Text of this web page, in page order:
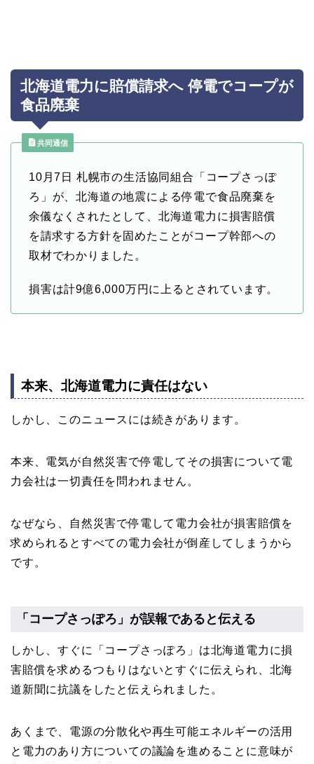
北海道電力に賠償請求へ 停電でコープが
食品廃棄
共同通信
10月7日 札幌市の生活協同組合「コープさっぽ
ろ」が、北海道の地震による停電で食品廃棄を
余儀なくされたとして、北海道電力に損害賠償
を請求する方針を固めたことがコープ幹部への
取材でわかりました。
損害は計9億6,000万円に上るとされています。
本来、北海道電力に責任はない
しかし、このニュースには続きがあります。
本来、電気が自然災害で停電してその損害について電
力会社は一切責任を問われません。
なぜなら、自然災害で停電して電力会社が損害賠償を
求められるとすべての電力会社が倒産してしまうから
です。
「コープさっぽろ」が誤報であると伝える
しかし、すぐに「コープさっぽろ」は北海道電力に損
害賠償を求めるつもりはないとすぐに伝えられ、北海
道新聞に抗議をしたと伝えられました。
あくまで、電源の分散化や再生可能エネルギーの活用
と電力のあり方についての議論を進めることに意味が